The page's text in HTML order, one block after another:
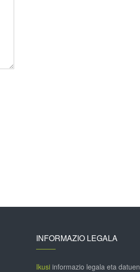
INFORMAZIO LEGALA
Ikusiinformazio legala eta datuen